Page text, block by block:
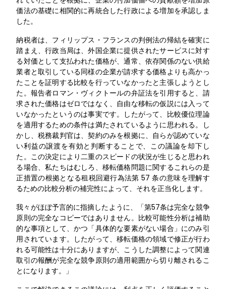
価法の基礎に相関的に再統合した行政による増加を承認しま
した。
納税者は、フィリップス・フランスの判例法の帰結を確実に
踏まえ、行政当局は、外国企業に提供されたサービスに対す
る対価として支払われた価格が、通常、依存関係のない供給
業者と取引している同様の企業が請求する価格よりも高かっ
たことを証明する比較を行っていなかったと主張しようとし
た。報告者ロマン・ヴィクトールの弁証法を引用すると、請
求された価格はゼロではなく、自由な移転の仮説には入って
いなかったというのは事実です。したがって、比較優位理論
を適用するための条件は満たされているように思われる。し
かし、税務裁判官は、契約のみを根拠に、自らが認めていな
い利益の譲渡を有効と判断することで、この議論を却下し
た。この決定により二重のスピードの状況が生じると思われ
る場合、私たちはむしろ、移転価格問題に関するこれらの是
正措置の根拠となる租税回避行為法第 57 条の意味を理解す
るための比較分析の補完性によって、それを正当化します。
我々がほぼ予言的に指摘したように、「第57条は完全な競争
原則の完全なコピーではありません。比較可能性分析は補助
的な事項として、かつ「具体的な要素がない場合」にのみ引
用されています。したがって、移転価格の領域で修正が行わ
れる可能性は十分にありますが、こうした調整によって関連
取引の報酬が完全な競争原則の適用範囲から切り離されるこ
とになります。」